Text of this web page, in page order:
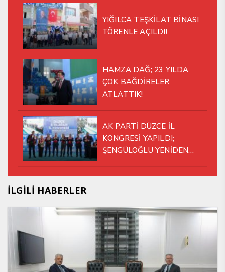
YIĞILCA TEŞKİLAT BİNASI
TÖRENLE AÇILDI!
HAMZA DAĞ; 23 YILDA
ÇOK BAĞDİRELER
ATLATTIK!
AK PARTİ DÜZCE İL
KONGRESİ YAPILDI;
ŞENGÜLOĞLU YENİDEN
İLGİLİ HABERLER